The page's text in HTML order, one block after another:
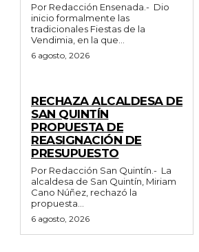
Por Redacción Ensenada.- Dio
inicio formalmente las
tradicionales Fiestas de la
Vendimia, en la que...
6 agosto, 2026
RECHAZA ALCALDESA DE
SAN QUINTÍN
PROPUESTA DE
REASIGNACIÓN DE
PRESUPUESTO
Por Redacción San Quintín.- La
alcaldesa de San Quintín, Miriam
Cano Núñez, rechazó la
propuesta...
6 agosto, 2026